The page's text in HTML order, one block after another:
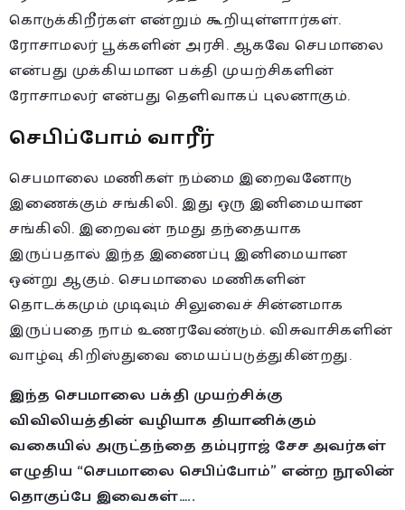
கொடுக்கிறீர்கள் என்றும் கூறியுள்ளார்கள்.
ரோசாமலர் பூக்களின் அரசி. ஆகவே செபமாலை
என்பது முக்கியமான பக்தி முயற்சிகளின்
ரோசாமலர் என்பது தெளிவாகப் புலனாகும்.
செபிப்போம் வாரீர்
செபமாலை மணிகள் நம்மை இறைவனோடு
இணைக்கும் சங்கிலி. இது ஒரு இனிமையான
சங்கிலி. இறைவன் நமது தந்தையாக
இருப்பதால் இந்த இணைப்பு இனிமையான
ஒன்று ஆகும். செபமாலை மணிகளின்
தொடக்கமும் முடிவும் சிலுவைச் சின்னமாக
இருப்பதை நாம் உணரவேண்டும். விசுவாசிகளின்
வாழ்வு கிறிஸ்துவை மையப்படுத்துகின்றது.
இந்த செபமாலை பக்தி முயற்சிக்கு
விவிலியத்தின் வழியாக தியானிக்கும்
வகையில் அருட்தந்தை தம்புராஜ் சேச அவர்கள்
எழுதிய “செபமாலை செபிப்போம்” என்ற நூலின்
தொகுப்பே இவைகள்…..